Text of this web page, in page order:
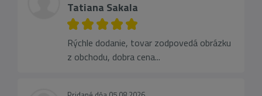
Tatiana Sakala
Rýchle dodanie, tovar zodpovedá obrázku
z obchodu, dobra cena...